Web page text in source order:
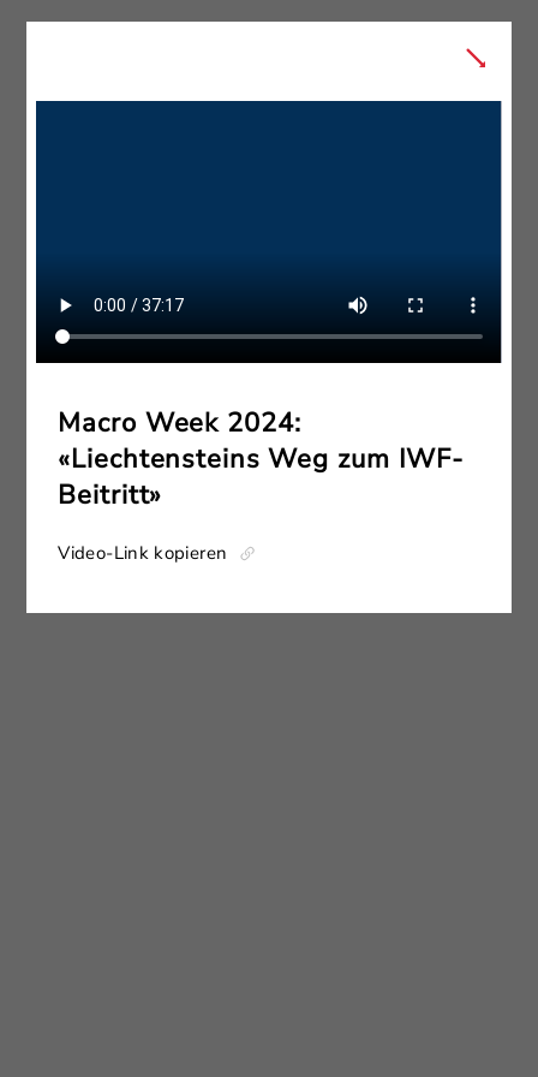
Macro Week 2024:
«Liechtensteins Weg zum IWF-
Beitritt»
Video-Link kopieren